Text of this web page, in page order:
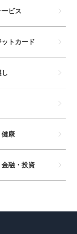
ビス
ットカード
健康
融・投資